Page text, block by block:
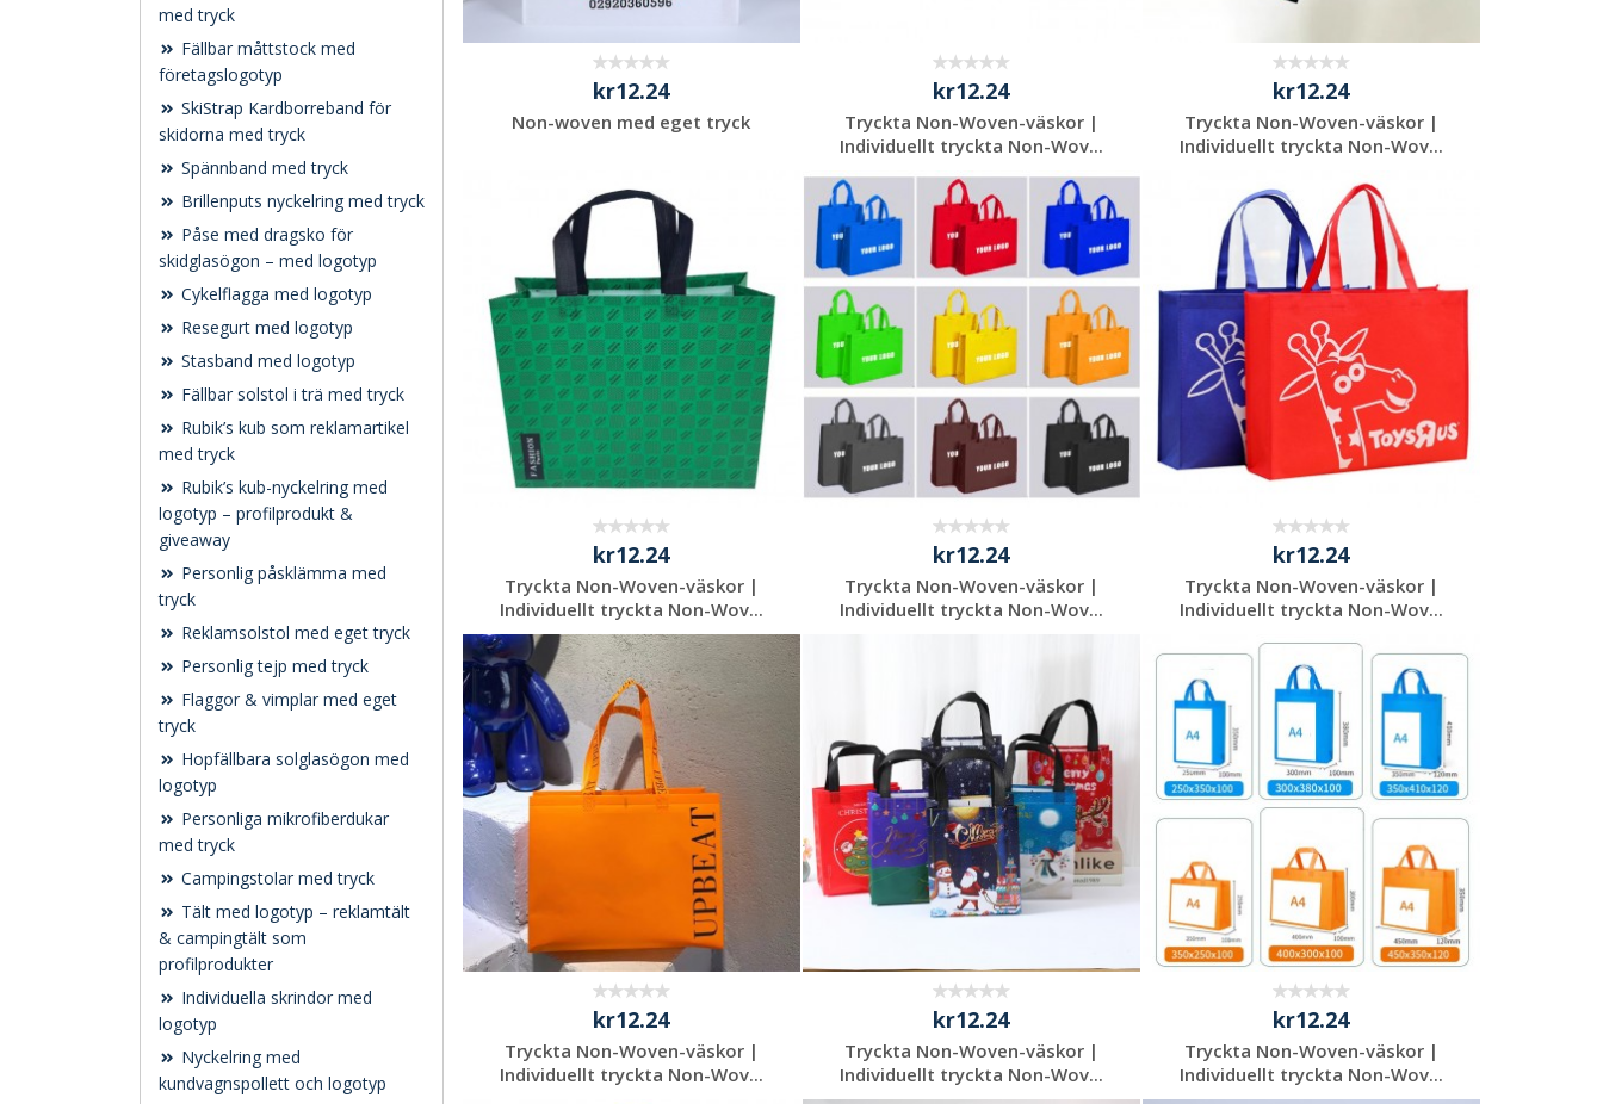
med tryck
Fällbar måttstock med
företagslogotyp
SkiStrap Kardborreband för
skidorna med tryck
Spännband med tryck
Brillenputs nyckelring med tryck
Påse med dragsko för
skidglasögon – med logotyp
Cykelflagga med logotyp
Resegurt med logotyp
Stasband med logotyp
Fällbar solstol i trä med tryck
Rubik’s kub som reklamartikel
med tryck
Rubik’s kub-nyckelring med
logotyp – profilprodukt &
giveaway
Personlig påsklämma med
tryck
Reklamsolstol med eget tryck
Personlig tejp med tryck
Flaggor & vimplar med eget
tryck
Hopfällbara solglasögon med
logotyp
Personliga mikrofiberdukar
med tryck
Campingstolar med tryck
Tält med logotyp – reklamtält
& campingtält som
profilprodukter
Individuella skrindor med
logotyp
Nyckelring med
kundvagnspollett och logotyp
kr12.24
Non-woven med eget tryck
Begär en
kostnadsfri offert
kr12.24
Tryckta Non-Woven-väskor |
Individuellt tryckta Non-Wov...
Begär en
kostnadsfri offert
kr12.24
Tryckta Non-Woven-väskor |
Individuellt tryckta Non-Wov...
Begär en
kostnadsfri offert
kr12.24
Tryckta Non-Woven-väskor |
Individuellt tryckta Non-Wov...
Begär en
kostnadsfri offert
kr12.24
Tryckta Non-Woven-väskor |
Individuellt tryckta Non-Wov...
kr12.24
Tryckta Non-Woven-väskor |
Individuellt tryckta Non-Wov...
Begär en
kostnadsfri offert
kr12.24
Tryckta Non-Woven-väskor |
Individuellt tryckta Non-Wov...
kr12.24
Tryckta Non-Woven-väskor |
Individuellt tryckta Non-Wov...
kr12.24
Tryckta Non-Woven-väskor |
Individuellt tryckta Non-Wov...